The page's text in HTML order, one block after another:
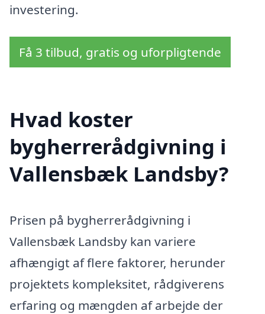
investering.
Få 3 tilbud, gratis og uforpligtende
Hvad koster
bygherrerådgivning i
Vallensbæk Landsby?
Prisen på bygherrerådgivning i
Vallensbæk Landsby kan variere
afhængigt af flere faktorer, herunder
projektets kompleksitet, rådgiverens
erfaring og mængden af arbejde der